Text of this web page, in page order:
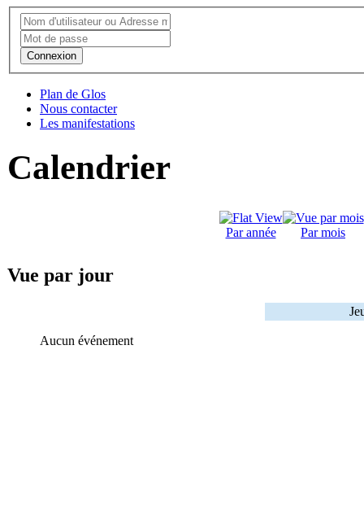
Connexion
Plan de Glos
Nous contacter
Les manifestations
Calendrier
Par année Par mois
Vue par jour
Aucun événement